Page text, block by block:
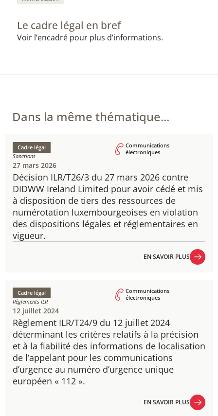
Le cadre légal en bref
Voir l’encadré pour plus d’informations.
Dans la même thématique...
Décision ILR/T26/3 du 27 mars 2026 contre
DIDWW Ireland Limited pour avoir cédé et mis
à disposition de tiers des ressources de
numérotation luxembourgeoises en violation
des dispositions légales et réglementaires en
vigueur.
Cadre légal
Sanctions
Communications
électroniques
27 mars 2026
EN SAVOIR PLUS
Règlement ILR/T24/9 du 12 juillet 2024
déterminant les critères relatifs à la précision
et à la fiabilité des informations de localisation
de l’appelant pour les communications
d’urgence au numéro d’urgence unique
européen « 112 ».
Cadre légal
Règlements ILR
Communications
électroniques
12 juillet 2024
EN SAVOIR PLUS